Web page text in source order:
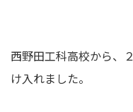
西野田工科高校から、
け入れました。